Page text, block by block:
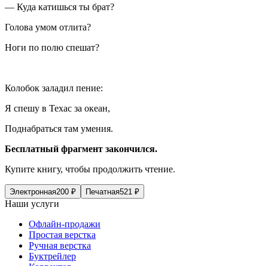
— Куда катишься ты брат?
Голова умом отлита?
Ноги по полю спешат?
Колобок заладил пение:
Я спешу в Техас за океан,
Поднабраться там умения.
Бесплатный фрагмент закончился.
Купите книгу, чтобы продолжить чтение.
Электронная200 ₽ Печатная521 ₽
Наши услуги
Офлайн-продажи
Простая верстка
Ручная верстка
Буктрейлер